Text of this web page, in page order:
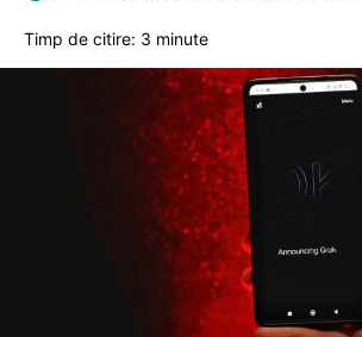
Timp de citire: 3 minute